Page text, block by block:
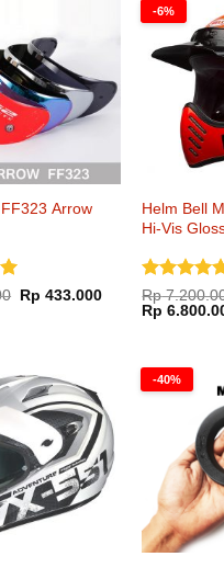
Arrow
Harga
aslinya
Rp 433.000Harga
-6%
Helm Bell
Hi-Vis
Dinilai5
dari 5
Rp
Harga
aslinya
Rp
-40%